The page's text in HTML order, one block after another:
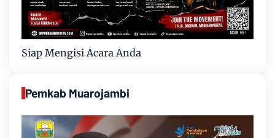
Siap Mengisi Acara Anda
Pemkab Muarojambi